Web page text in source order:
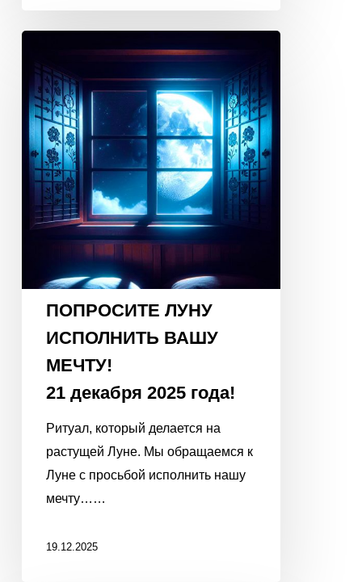
ЛУНУ
ИСПОЛНИТЬ
ВАШУ
МЕЧТУ!
21
декабря
2025
года!
ПОПРОСИТЕ ЛУНУ
ИСПОЛНИТЬ ВАШУ
МЕЧТУ!
21 декабря 2025 года!
Ритуал, который делается на
растущей Луне. Мы обращаемся к
Луне с просьбой исполнить нашу
мечту……
19.12.2025